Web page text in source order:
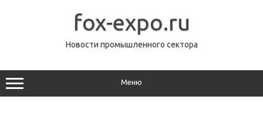
fox-expo.ru
Новости промышленного сектора
Меню